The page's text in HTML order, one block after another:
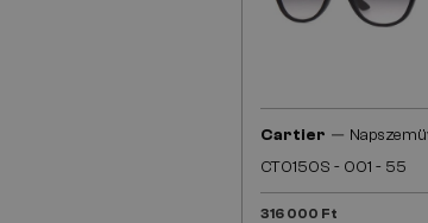
Cartier —
CT0150S - 001 - 55
316 000 Ft